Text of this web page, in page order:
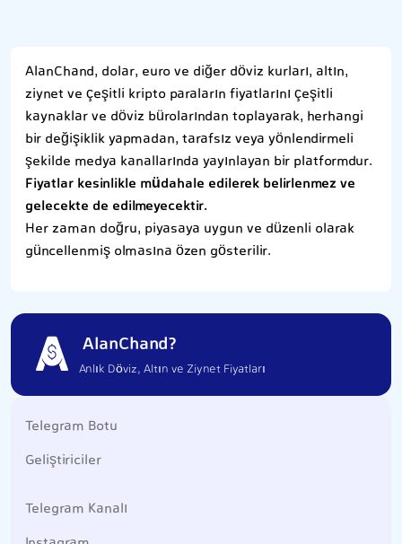
AlanChand, dolar, euro ve diğer döviz kurları, altın,
ziynet ve çeşitli kripto paraların fiyatlarını çeşitli
kaynaklar ve döviz bürolarından toplayarak, herhangi
bir değişiklik yapmadan, tarafsız veya yönlendirmeli
şekilde medya kanallarında yayınlayan bir platformdur.
Fiyatlar kesinlikle müdahale edilerek belirlenmez ve
gelecekte de edilmeyecektir.
Her zaman doğru, piyasaya uygun ve düzenli olarak
güncellenmiş olmasına özen gösterilir.
AlanChand?
Anlık Döviz, Altın ve Ziynet Fiyatları
Telegram Botu
Geliştiriciler
Telegram Kanalı